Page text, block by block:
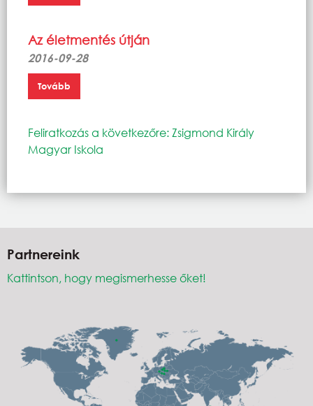
Az életmentés útján
2016-09-28
Tovább
Feliratkozás a következőre: Zsigmond Király
Magyar Iskola
Partnereink
Kattintson, hogy megismerhesse őket!